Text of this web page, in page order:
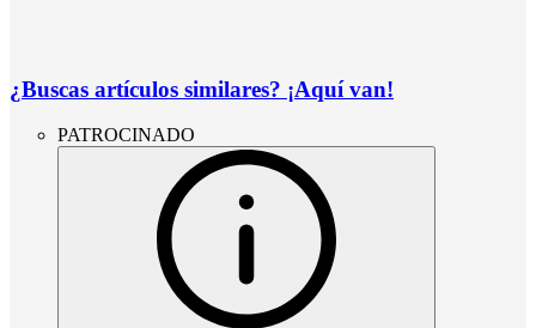
¿Buscas artículos similares? ¡Aquí van!
PATROCINADO